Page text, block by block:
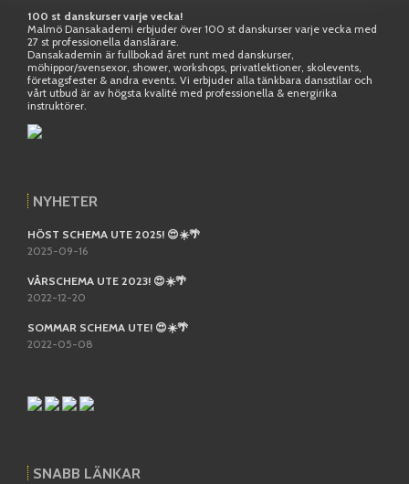
100 st danskurser varje vecka!
Malmö Dansakademi erbjuder över 100 st danskurser varje vecka med
27 st professionella danslärare.
Dansakademin är fullbokad året runt med danskurser,
möhippor/svensexor, shower, workshops, privatlektioner, skolevents,
företagsfester & andra events. Vi erbjuder alla tänkbara dansstilar och
vårt utbud är av högsta kvalité med professionella & energirika
instruktörer.
NYHETER
HÖST SCHEMA UTE 2025! 😍☀️🌴
2025-09-16
VÅRSCHEMA UTE 2023! 😍☀️🌴
2022-12-20
SOMMAR SCHEMA UTE! 😍☀️🌴
2022-05-08
SNABB LÄNKAR